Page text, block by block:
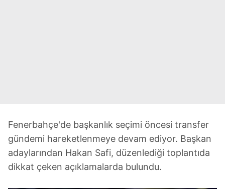
Fenerbahçe'de başkanlık seçimi öncesi transfer
gündemi hareketlenmeye devam ediyor. Başkan
adaylarından Hakan Safi, düzenlediği toplantıda
dikkat çeken açıklamalarda bulundu.